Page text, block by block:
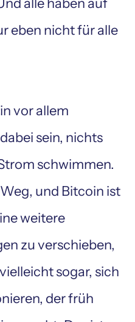
alle haben auf
eben nicht für alle
vor allem
sein, nichts
schwimmen.
und Bitcoin ist
weitere
zu verschieben,
sogar, sich
der früh